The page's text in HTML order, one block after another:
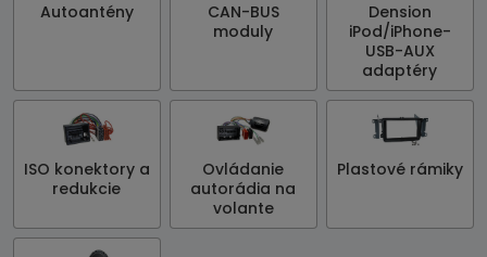
Autoantény
CAN-BUS
moduly
Dension
iPod/iPhone-
USB-AUX
adaptéry
ISO konektory a
redukcie
Ovládanie
autorádia na
volante
Plastové rámiky